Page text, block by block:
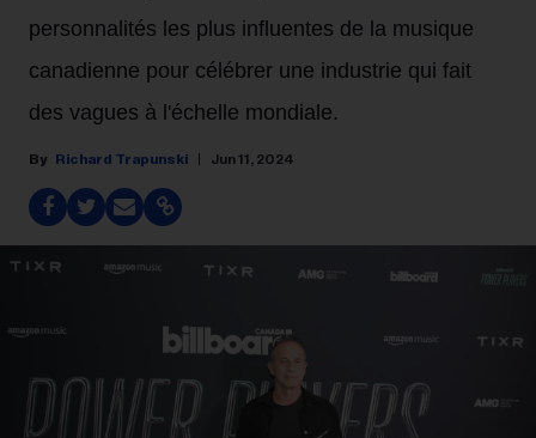
personnalités les plus influentes de la musique
canadienne pour célébrer une industrie qui fait
des vagues à l'échelle mondiale.
Richard Trapunski Jun 11, 2024